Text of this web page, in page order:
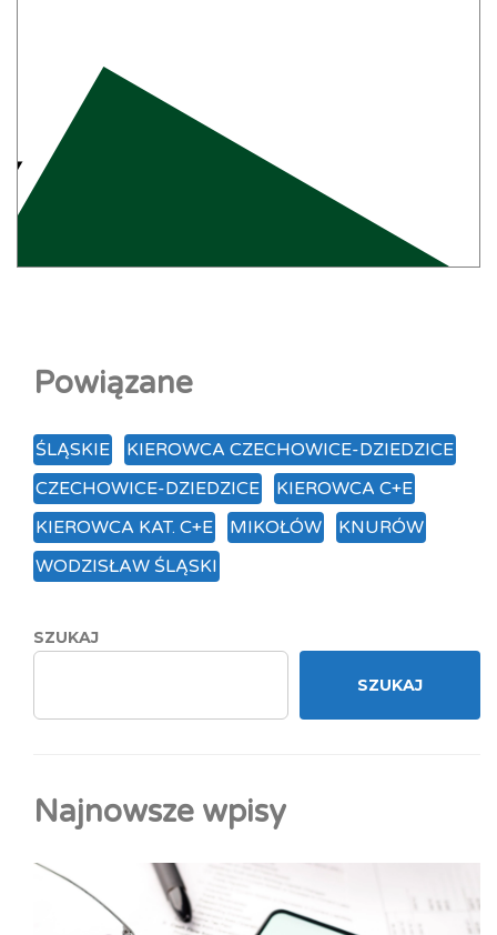
Powiązane
ŚLĄSKIE
KIEROWCA CZECHOWICE-DZIEDZICE
CZECHOWICE-DZIEDZICE
KIEROWCA C+E
KIEROWCA KAT. C+E
MIKOŁÓW
KNURÓW
WODZISŁAW ŚLĄSKI
SZUKAJ
SZUKAJ
Najnowsze wpisy